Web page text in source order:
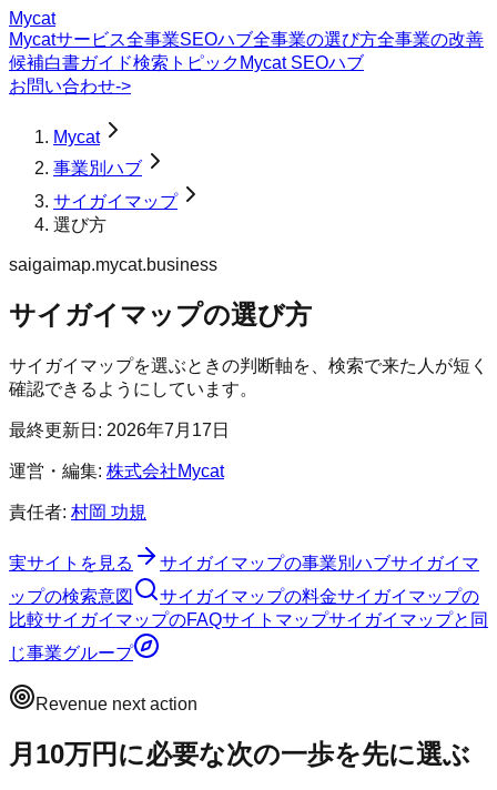
Mycat
Mycatサービス全事業SEOハブ全事業の選び方全事業の改善
候補白書ガイド検索トピック Mycat SEOハブ
お問い合わせ->
Mycat
事業別ハブ
サイガイマップ
選び方
saigaimap.mycat.business
サイガイマップの選び方
サイガイマップを選ぶときの判断軸を、検索で来た人が短く
確認できるようにしています。
最終更新日: 2026年7月17日
運営・編集: 株式会社Mycat
責任者: 村岡 功規
実サイトを見る サイガイマップの事業別ハブサイガイマ
ップの検索意図 サイガイマップの料金サイガイマップの
比較サイガイマップのFAQサイトマップサイガイマップと同
じ事業グループ
Revenue next action
月10万円に必要な次の一歩を先に選ぶ